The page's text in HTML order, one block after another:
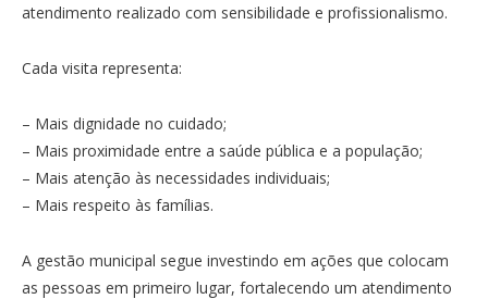
atendimento realizado com sensibilidade e profissionalismo.
Cada visita representa:
– Mais dignidade no cuidado;
– Mais proximidade entre a saúde pública e a população;
– Mais atenção às necessidades individuais;
– Mais respeito às famílias.
A gestão municipal segue investindo em ações que colocam
as pessoas em primeiro lugar, fortalecendo um atendimento